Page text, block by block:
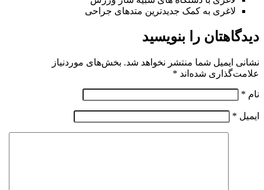
لاغری به کمک جدیدترین متدهای جراحی
دیدگاهتان را بنویسید
نشانی ایمیل شما منتشر نخواهد شد. بخش‌های موردنیاز
علامت‌گذاری شده‌اند *
نام *
ایمیل *